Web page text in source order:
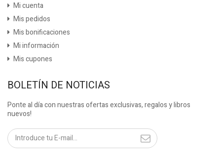
Mi cuenta
Mis pedidos
Mis bonificaciones
Mi información
Mis cupones
BOLETÍN DE NOTICIAS
Ponte al día con nuestras ofertas exclusivas, regalos y libros
nuevos!